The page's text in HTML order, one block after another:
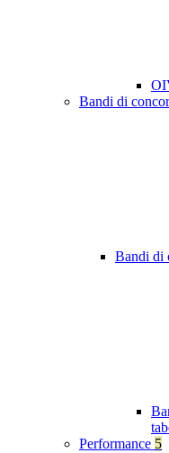
Bandi di
Bandi di
Performance 5